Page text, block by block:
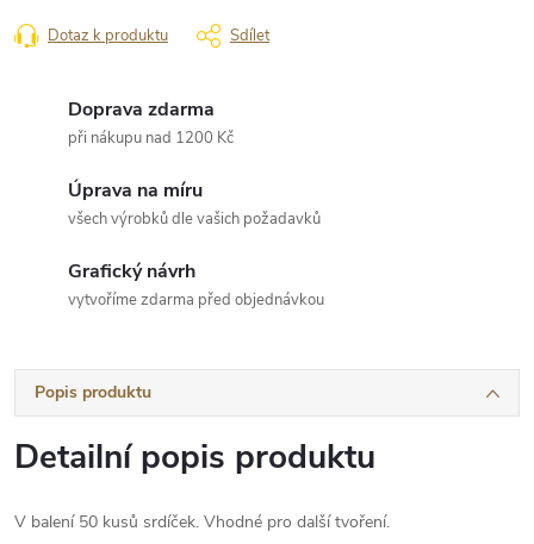
Dotaz k produktu Sdílet
Doprava zdarma
při nákupu nad 1200 Kč
Úprava na míru
všech výrobků dle vašich požadavků
Grafický návrh
vytvoříme zdarma před objednávkou
Popis produktu
Detailní popis produktu
V balení 50 kusů srdíček. Vhodné pro další tvoření.